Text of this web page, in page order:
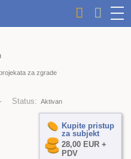
za zgrade
- Status: Aktivan
Kupite pristup
za subjekt
28,00 EUR +
PDV